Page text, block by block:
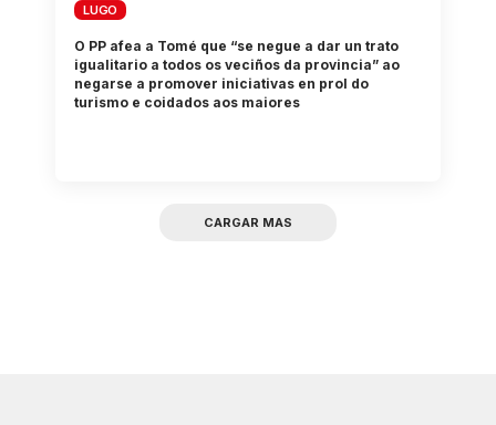
LUGO
O PP afea a Tomé que “se negue a dar un trato
igualitario a todos os veciños da provincia” ao
negarse a promover iniciativas en prol do
turismo e coidados aos maiores
CARGAR MAS